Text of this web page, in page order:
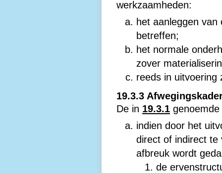
werkzaamheden:
het aanleggen
betreffen;
het normale
zover
reeds in uitvoering
19.3.3
De in 19.3.1
indien door het
direct of indirect te
afbreuk wordt
de